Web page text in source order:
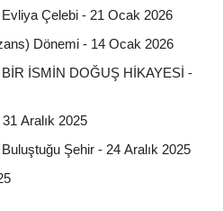
Çelebi - 21 Ocak 2026
Dönemi - 14 Ocak 2026
İSMİN DOĞUŞ HİKAYESİ -
Aralık 2025
Şehir - 24 Aralık 2025